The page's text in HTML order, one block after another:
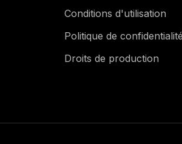
Conditions d'utilisation
Politique de confidentialité
Droits de production